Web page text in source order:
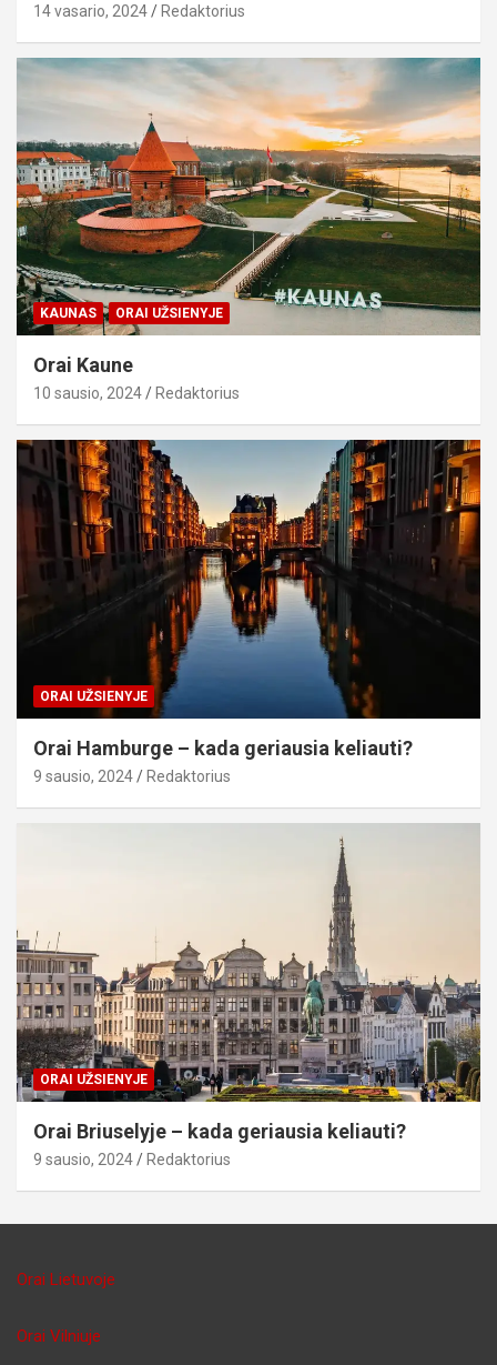
14 vasario, 2024 Redaktorius
KAUNAS ORAI UŽSIENYJE
Orai Kaune
10 sausio, 2024 Redaktorius
ORAI UŽSIENYJE
Orai Hamburge – kada geriausia keliauti?
9 sausio, 2024 Redaktorius
ORAI UŽSIENYJE
Orai Briuselyje – kada geriausia keliauti?
9 sausio, 2024 Redaktorius
Orai Lietuvoje
Orai Vilniuje